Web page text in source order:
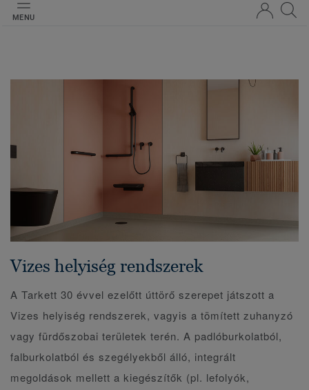
MENU
Vizes helyiség rendszerek
A Tarkett 30 évvel ezelőtt úttörő szerepet játszott a
Vizes helyiség rendszerek, vagyis a tömített zuhanyzó
vagy fürdőszobai területek terén. A padlóburkolatból,
falburkolatból és szegélyekből álló, integrált
megoldások mellett a kiegészítők (pl. lefolyók,